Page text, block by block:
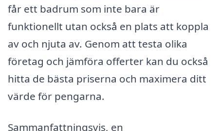
får ett badrum som inte bara är
funktionellt utan också en plats att koppla
av och njuta av. Genom att testa olika
företag och jämföra offerter kan du också
hitta de bästa priserna och maximera ditt
värde för pengarna.
Sammanfattningsvis, en